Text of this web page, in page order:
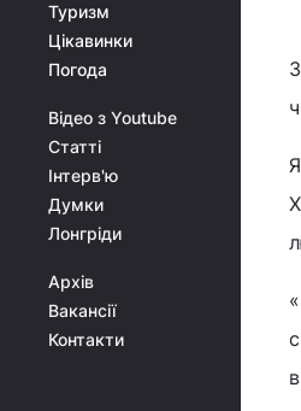
Туризм
Цікавинки
Погода
Відео з Youtube
Статті
Інтерв'ю
Думки
Лонгріди
Архів
Вакансії
Контакти